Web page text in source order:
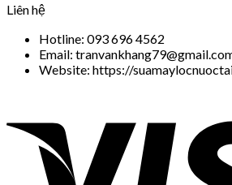
Liên hệ
Hotline: 093 696 4562
Email:
Website: https://